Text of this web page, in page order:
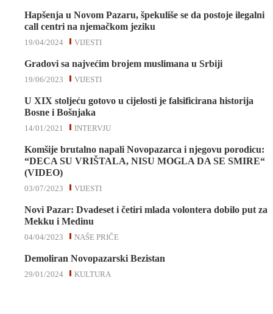
Hapšenja u Novom Pazaru, špekuliše se da postoje ilegalni
call centri na njemačkom jeziku
VIJESTI
19/04/2024
Gradovi sa najvećim brojem muslimana u Srbiji
VIJESTI
19/06/2023
U XIX stoljeću gotovo u cijelosti je falsificirana historija
Bosne i Bošnjaka
INTERVJU
14/01/2021
Komšije brutalno napali Novopazarca i njegovu porodicu:
“DECA SU VRIŠTALA, NISU MOGLA DA SE SMIRE“
(VIDEO)
VIJESTI
03/07/2023
Novi Pazar: Dvadeset i četiri mlada volontera dobilo put za
Mekku i Medinu
NAŠE PRIČE
04/04/2023
Demoliran Novopazarski Bezistan
KULTURA
29/01/2024